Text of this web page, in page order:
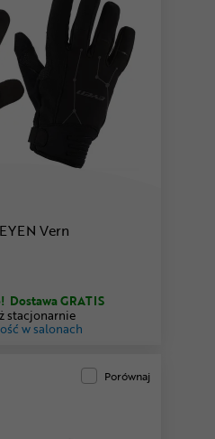
Vern
Dostawa GRATIS
stacjonarnie
w salonach
Porównaj